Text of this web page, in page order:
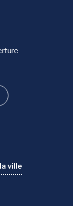
ville